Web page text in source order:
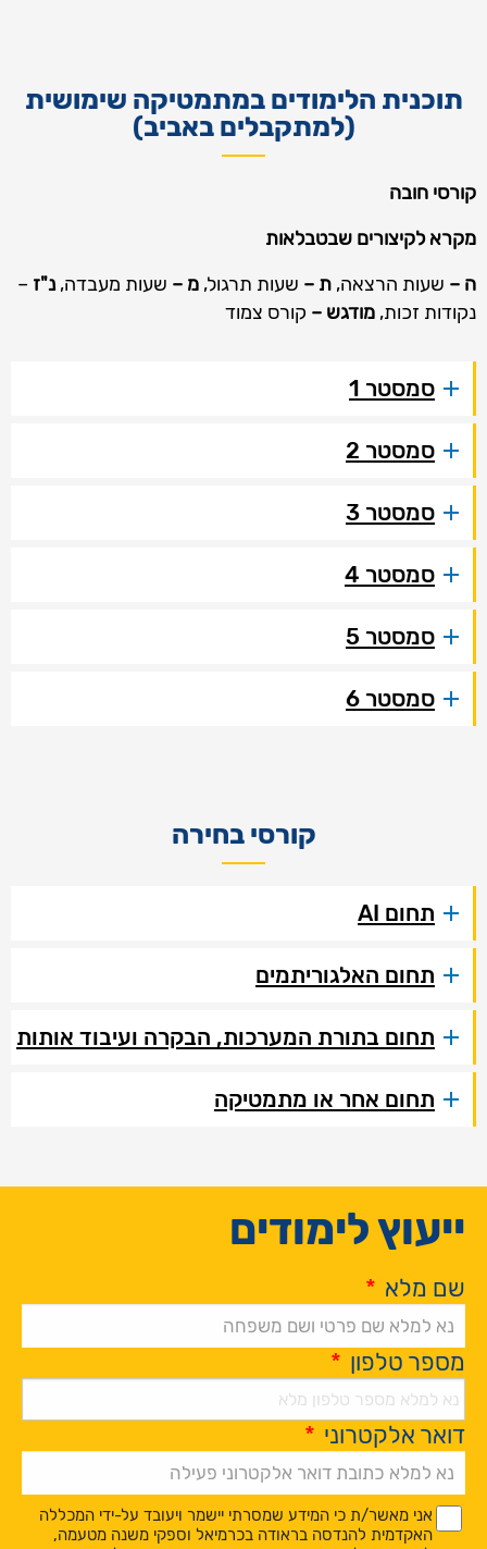
תוכנית הלימודים במתמטיקה שימושית
(למתקבלים באביב)
קורסי חובה
מקרא לקיצורים שבטבלאות
ה – שעות הרצאה, ת – שעות תרגול, מ – שעות מעבדה,נ"ז –
נקודות זכות, מודגש – קורס צמוד
סמסטר 1
סמסטר 2
סמסטר 3
סמסטר 4
סמסטר 5
סמסטר 6
קורסי בחירה
תחום AI
תחום האלגוריתמים
תחום בתורת המערכות, הבקרה ועיבוד אותות
תחום אחר או מתמטיקה
ייעוץ לימודים
שם מלא *
מספר טלפון *
דואר אלקטרוני *
*
*
אני מאשר/ת כי המידע שמסרתי יישמר ויעובד על-ידי המכללה
האקדמית להנדסה בראודה בכרמיאל וספקי משנה מטעמה,
Alternative: